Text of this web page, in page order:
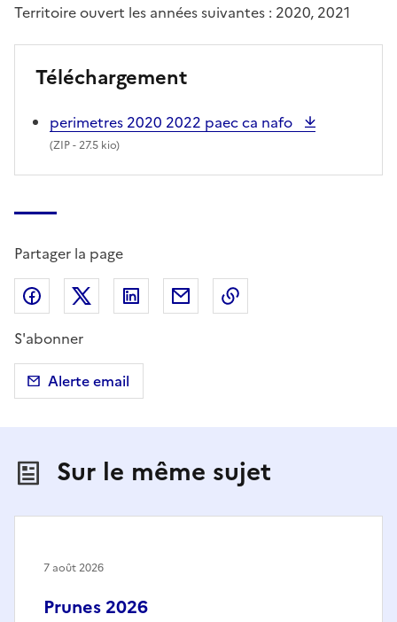
Territoire ouvert les années suivantes : 2020, 2021
Téléchargement
perimetres 2020 2022 paec ca nafo
(ZIP- 27.5 kio)
Partager la page
Partager sur Facebook
Partager sur X (anciennement Twitter)
Partager sur LinkedIn
Partager par email
S'abonner
Alerte email
Sur le même sujet
Prunes 2026
7 août 2026